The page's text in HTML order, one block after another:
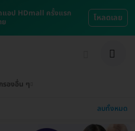
แอป HDmall ครั้งแรก
ย
โหลดเลย
รองอื่น ๆ
ลบทั้งหมด